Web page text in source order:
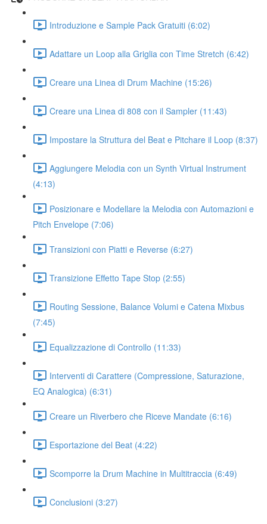
Introduzione e Sample Pack Gratuiti (6:02)
Adattare un Loop alla Griglia con Time Stretch (6:42)
Creare una Linea di Drum Machine (15:26)
Creare una Linea di 808 con il Sampler (11:43)
Impostare la Struttura del Beat e Pitchare il Loop (8:37)
Aggiungere Melodia con un Synth Virtual Instrument
(4:13)
Posizionare e Modellare la Melodia con Automazioni e
Pitch Envelope (7:06)
Transizioni con Piatti e Reverse (6:27)
Transizione Effetto Tape Stop (2:55)
Routing Sessione, Balance Volumi e Catena Mixbus
(7:45)
Equalizzazione di Controllo (11:33)
Interventi di Carattere (Compressione, Saturazione,
EQ Analogica) (6:31)
Creare un Riverbero che Riceve Mandate (6:16)
Esportazione del Beat (4:22)
Scomporre la Drum Machine in Multitraccia (6:49)
Conclusioni (3:27)